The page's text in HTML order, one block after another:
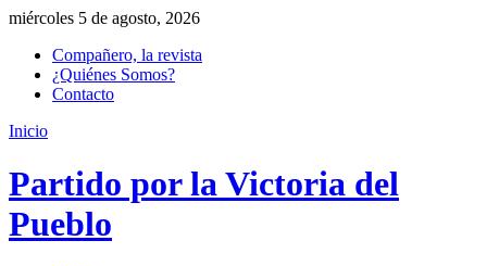
miércoles 5 de agosto, 2026
Compañero, la revista
¿Quiénes Somos?
Contacto
Inicio
Partido por la Victoria del
Pueblo